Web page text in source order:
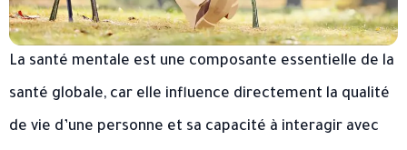
La santé mentale est une composante essentielle de la
santé globale, car elle influence directement la qualité
de vie d’une personne et sa capacité à interagir avec